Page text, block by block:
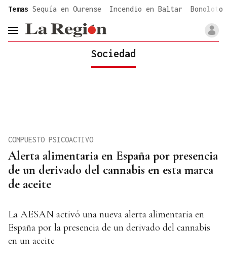
common.go-to-content
Temas Sequía en Ourense Incendio en Baltar Bonoloto
header.menu.open
Sociedad
Alerta alimentaria en España por presencia
de un derivado del cannabis en esta marca
de aceite
COMPUESTO PSICOACTIVO
La AESAN activó una nueva alerta alimentaria en
España por la presencia de un derivado del cannabis
en un aceite